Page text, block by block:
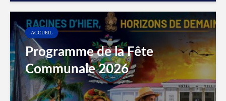
ACCUEIL
Programme de la Fête
Communale 2026